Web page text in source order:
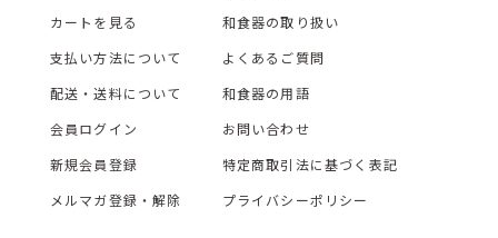
カートを見る
支払い方法について
配送・送料について
会員ログイン
新規会員登録
メルマガ登録・解除
和食器の取り扱い
よくあるご質問
和食器の用語
お問い合わせ
特定商取引法に基づく表記
プライバシーポリシー